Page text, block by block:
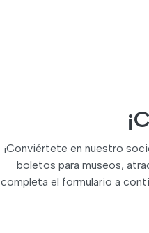
¡Conviértete en nuestro
boletos para museos,
completa el formulario a